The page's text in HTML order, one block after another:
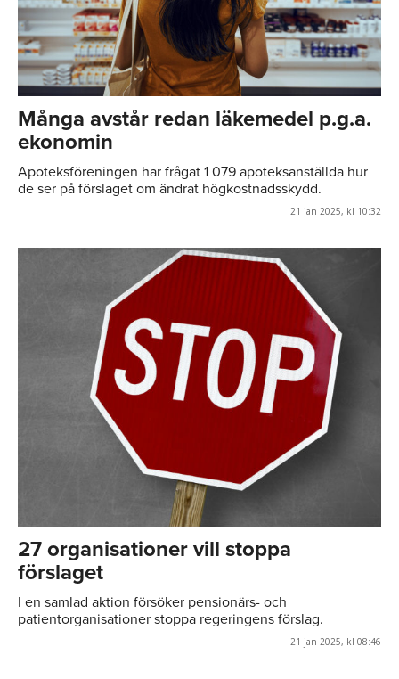
Många avstår redan läkemedel p.g.a.
ekonomin
Apoteksföreningen har frågat 1 079 apoteksanställda hur
de ser på förslaget om ändrat högkostnadsskydd.
21 jan 2025, kl 10:32
27 organisationer vill stoppa
förslaget
I en samlad aktion försöker pensionärs- och
patientorganisationer stoppa regeringens förslag.
21 jan 2025, kl 08:46